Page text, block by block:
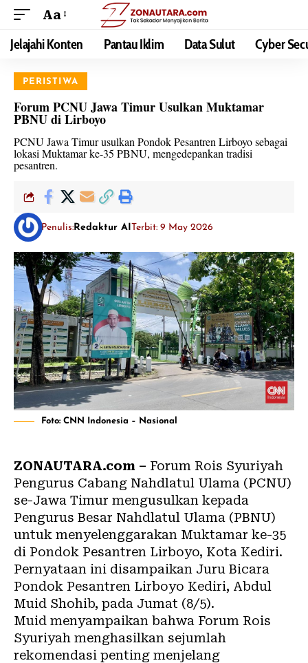
Aa
Jelajahi Konten Pantau Iklim Data Sulut Cyber
PERISTIWA
Forum PCNU Jawa Timur Usulkan Muktamar
PBNU di Lirboyo
PCNU Jawa Timur usulkan Pondok Pesantren Lirboyo sebagai
lokasi Muktamar ke-35 PBNU, mengedepankan tradisi
pesantren.
Penulis: Redaktur AITerbit: 9 May 2026
Foto: CNN Indonesia – Nasional
ZONAUTARA.com – Forum Rois Syuriyah
Pengurus Cabang Nahdlatul Ulama (PCNU)
se-Jawa Timur mengusulkan kepada
Pengurus Besar Nahdlatul Ulama (PBNU)
untuk menyelenggarakan Muktamar ke-35
di Pondok Pesantren Lirboyo, Kota Kediri.
Pernyataan ini disampaikan Juru Bicara
Pondok Pesantren Lirboyo Kediri, Abdul
Muid Shohib, pada Jumat (8/5).
Muid menyampaikan bahwa Forum Rois
Syuriyah menghasilkan sejumlah
rekomendasi penting menjelang